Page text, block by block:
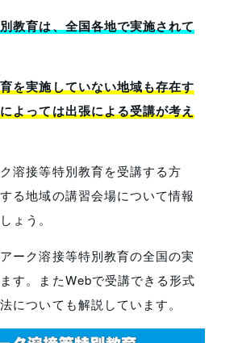
教育は、全国各地で実施されて
を実施していない地域も存在す
よっては出張による受講が考え
溶接等特別教育を受講する方
る地域の講習会場について情報
ょう。
ーク溶接等特別教育の全国の実
す。またWebで受講できる形式
についても解説しています。